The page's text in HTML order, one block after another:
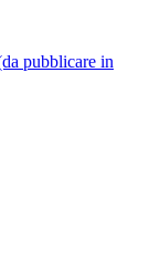
pubblicare in